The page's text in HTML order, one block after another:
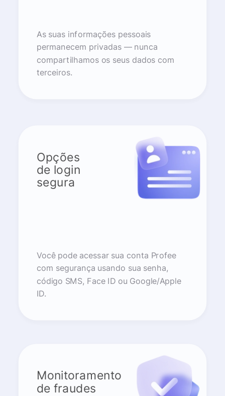
As suas informações pessoais
permanecem privadas — nunca
compartilhamos os seus dados com
terceiros.
Opções
de login
segura
Você pode acessar sua conta Profee
com segurança usando sua senha,
código SMS, Face ID ou Google/Apple
ID.
Monitoramento
de fraudes